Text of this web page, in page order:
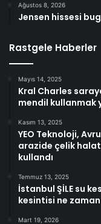
Ağustos 8, 2026
Jensen hissesi
Rastgele Haberler
Mayıs 14, 2025
Kral Charles
mendil kullanmak
Kasım 13, 2025
YEO Teknoloji,
arazide çelik
kullandı
Temmuz 13, 2025
İstanbul ŞİLE su
kesintisi ne
Mart 19, 2026